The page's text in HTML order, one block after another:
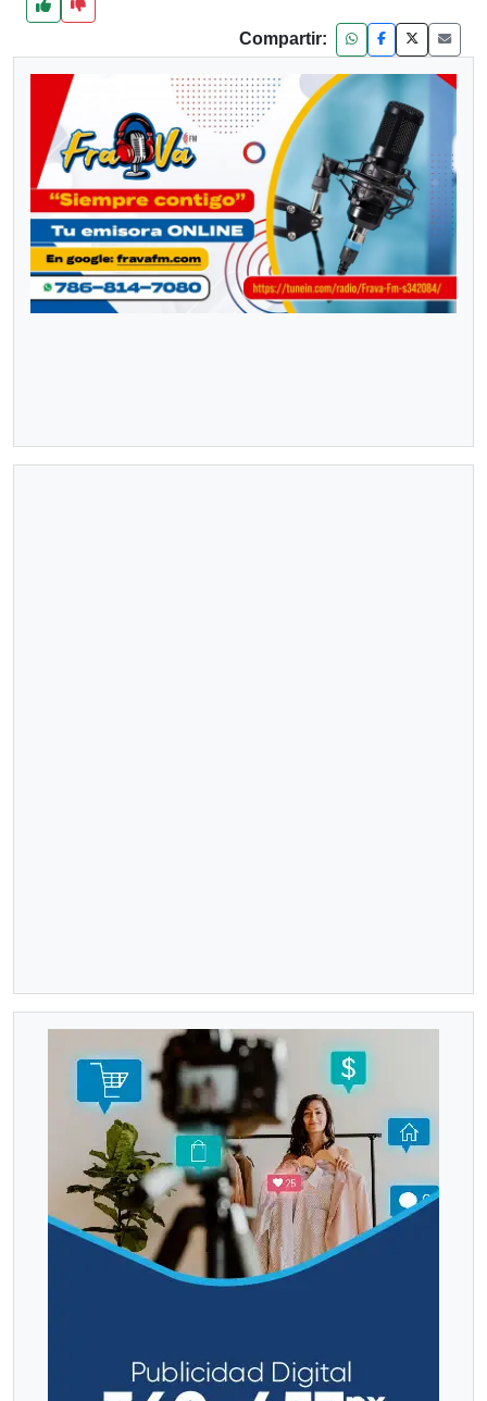
Compartir: